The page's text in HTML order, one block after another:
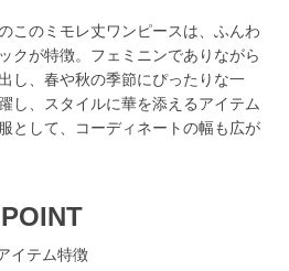
このミモレ丈ワンピースは、ふんわ
クが特徴。フェミニンでありながら
し、春や秋の季節にぴったりな一
し、スタイルに華を添えるアイテム
として、コーディネートの幅も広が
POINT
イテム特徴